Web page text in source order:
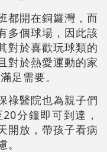
都開在銅鑼灣，而
多個球場，因此該
對於喜歡玩球類的
對於熱愛運動的家
足需要。
祿醫院也為親子們
分鐘即可到達，
開放，帶孩子看病